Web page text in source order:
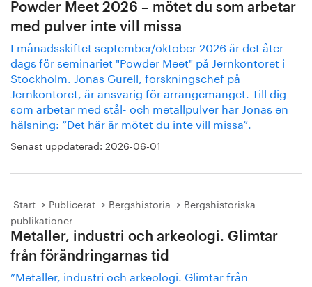
Powder Meet 2026 – mötet du som arbetar
med pulver inte vill missa
I månadsskiftet september/oktober 2026 är det åter
dags för seminariet "Powder Meet" på Jernkontoret i
Stockholm. Jonas Gurell, forskningschef på
Jernkontoret, är ansvarig för arrangemanget. Till dig
som arbetar med stål- och metallpulver har Jonas en
hälsning: ”Det här är mötet du inte vill missa”.
Senast uppdaterad: 2026-06-01
Start Publicerat Bergshistoria
Bergshistoriska
publikationer
Metaller, industri och arkeologi. Glimtar
från förändringarnas tid
”Metaller, industri och arkeologi. Glimtar från